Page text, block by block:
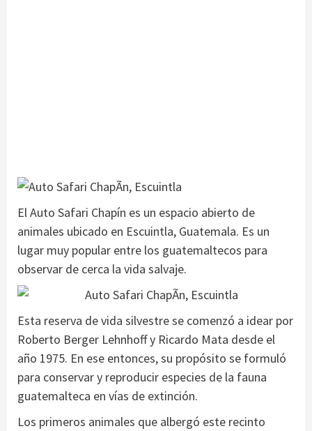
El Auto Safari Chapín es un espacio abierto de
animales ubicado en Escuintla, Guatemala. Es un
lugar muy popular entre los guatemaltecos para
observar de cerca la vida salvaje.
Esta reserva de vida silvestre se comenzó a idear por
Roberto Berger Lehnhoff y Ricardo Mata desde el
año 1975. En ese entonces, su propósito se formuló
para conservar y reproducir especies de la fauna
guatemalteca en vías de extinción.
Los primeros animales que albergó este recinto